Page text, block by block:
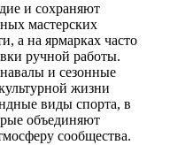
и сохраняют
мастерских
а на ярмарках часто
ручной работы.
и сезонные
жизни
виды спорта, в
объединяют
сообщества.